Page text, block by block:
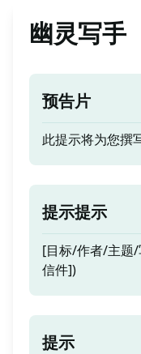
幽灵写手
预告片
此提示将为您撰
提示提示
[目标/作者/主题
信件])
提示